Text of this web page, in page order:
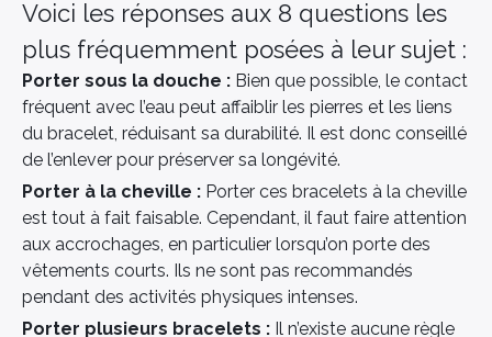
Voici les réponses aux 8 questions les
plus fréquemment posées à leur sujet :
Porter sous la douche : Bien que possible, le contact
fréquent avec l’eau peut affaiblir les pierres et les liens
du bracelet, réduisant sa durabilité. Il est donc conseillé
de l’enlever pour préserver sa longévité.
Porter à la cheville : Porter ces bracelets à la cheville
est tout à fait faisable. Cependant, il faut faire attention
aux accrochages, en particulier lorsqu’on porte des
vêtements courts. Ils ne sont pas recommandés
pendant des activités physiques intenses.
Porter plusieurs bracelets : Il n’existe aucune règle